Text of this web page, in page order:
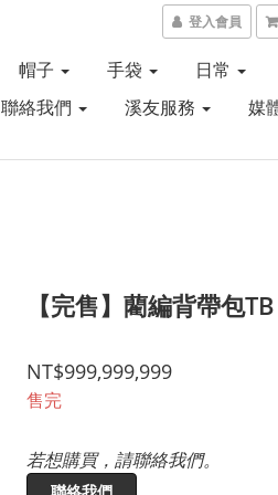
登入會員
帽子 手袋 日常
聯絡我們 溪友服務 媒
【完售】藺編背帶包TB
NT$999,999,999
售完
若想購買，請聯絡我們。